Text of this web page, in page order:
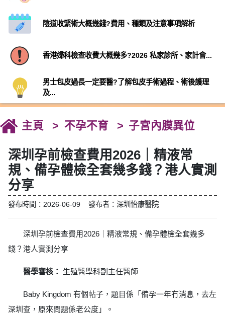
陰道收緊術大概幾錢?費用、種類及注意事項解析
香港婦科檢查收費大概幾多?2026 私家診所、家計會...
男士包皮過長一定要醫?了解包皮手術過程、術後護理
及...
主頁 不孕不育 子宮內膜異位
深圳孕前檢查費用2026｜精液常
規、備孕體檢全套幾多錢？港人實測
分享
發布時間：2026-06-09 發布者：深圳怡康醫院
深圳孕前檢查費用2026｜精液常規、備孕體檢全套幾多
錢？港人實測分享
醫學審核： 生殖醫學科副主任醫師
Baby Kingdom 有個帖子，題目係「備孕一年冇消息，去左
深圳查，原來問題係老公度」。